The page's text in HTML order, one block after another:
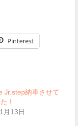
Pinterest
Jr.step納車させて
！
月13日